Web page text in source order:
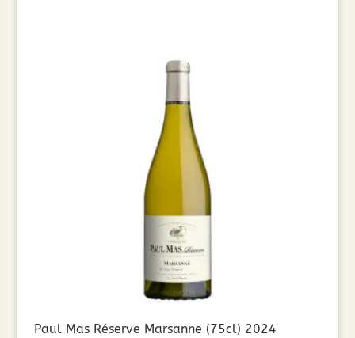
Paul Mas Réserve Marsanne (75cl) 2024